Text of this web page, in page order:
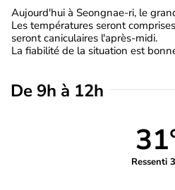
Aujourd'hui à Seongnae-ri, le
Les températures seront
seront caniculaires l'après-midi.
La fiabilité de la situation est
De 9h à 12h
Ressenti